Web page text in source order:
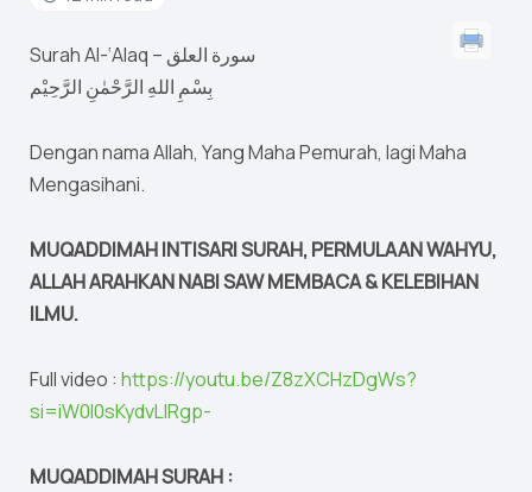
Surah Al-‘Alaq – سورة العلق
بِسْمِ اللهِ الرَّحْمٰنِ الرَّحِيْم
Dengan nama Allah, Yang Maha Pemurah, lagi Maha
Mengasihani.
MUQADDIMAH INTISARI SURAH, PERMULAAN WAHYU,
ALLAH ARAHKAN NABI SAW MEMBACA & KELEBIHAN
ILMU.
Full video : https://youtu.be/Z8zXCHzDgWs?
si=iW0l0sKydvLIRgp-
MUQADDIMAH SURAH :